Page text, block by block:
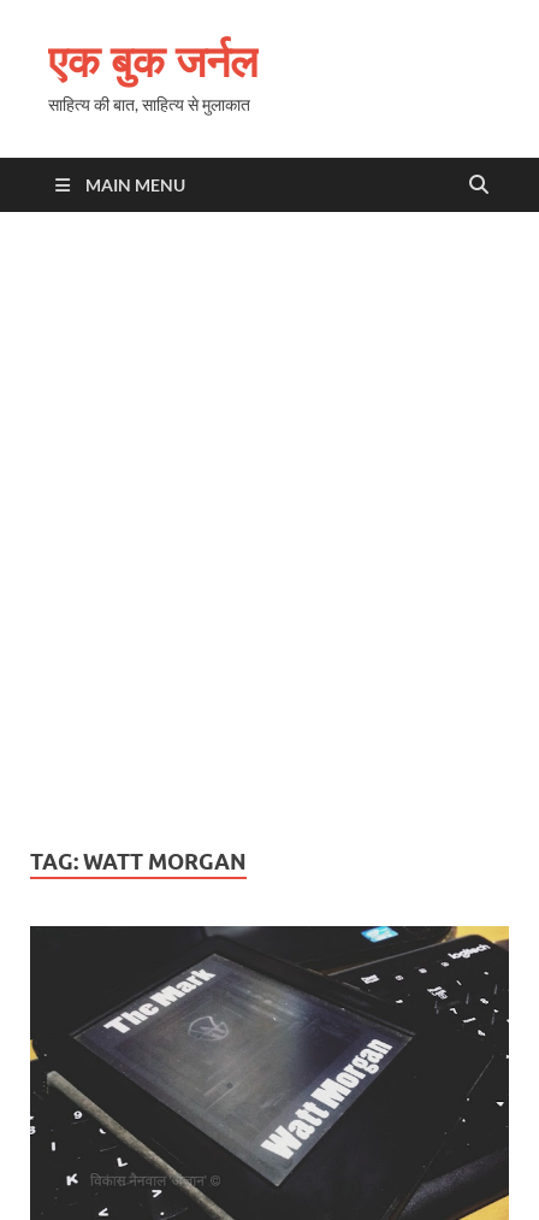
एक बुक जर्नल
साहित्य की बात, साहित्य से मुलाकात
MAIN MENU
TAG:WATT MORGAN